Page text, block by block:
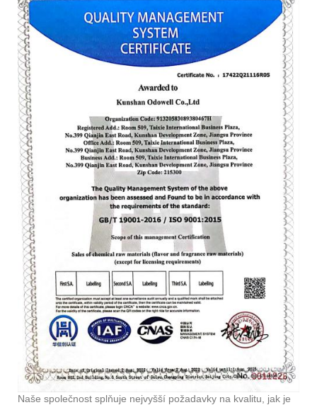
Naše společnost splňuje nejvyšší požadavky na kvalitu, jak je